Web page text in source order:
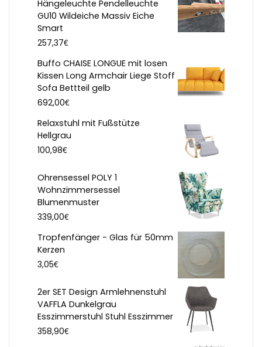
Hängeleuchte Pendelleuchte
GU10 Wildeiche Massiv Eiche
Smart
257,37€
Buffo CHAISE LONGUE mit losen
Kissen Long Armchair Liege Stoff
Sofa Bettteil gelb
692,00€
Relaxstuhl mit Fußstütze
Hellgrau
100,98€
Ohrensessel POLY 1
Wohnzimmersessel
Blumenmuster
339,00€
Tropfenfänger - Glas für 50mm
Kerzen
3,05€
2er SET Design Armlehnenstuhl
VAFFLA Dunkelgrau
Esszimmerstuhl Stuhl Esszimmer
358,90€